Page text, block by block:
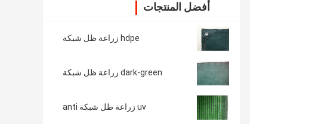
أفضل المنتجات
hdpe زراعة ظل شبكة
dark-green زراعة ظل شبكة
uv زراعة ظل شبكة anti